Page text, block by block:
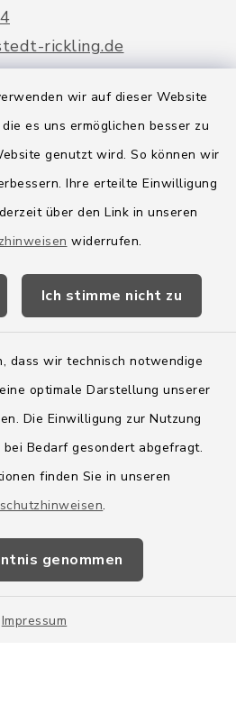
wir auf dieser Website
es uns ermöglichen besser zu
genutzt wird. So können wir
Ihre erteilte Einwilligung
über den Link in unseren
widerrufen.
Ich stimme nicht zu
dass wir technisch notwendige
optimale Darstellung unserer
Die Einwilligung zur Nutzung
Bedarf gesondert abgefragt.
finden Sie in unseren
.
genommen
Impressum
rickling.de
Sitemap